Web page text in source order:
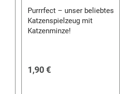
Purrrfect – unser beliebtes
Katzenspielzeug mit
Katzenminze!
1,90 €